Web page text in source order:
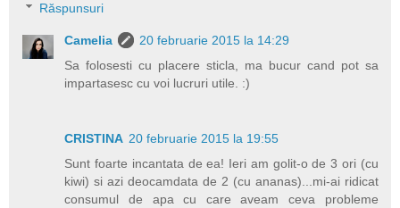
Răspunsuri
Camelia
20 februarie 2015 la 14:29
Sa folosesti cu placere sticla, ma bucur cand pot sa
impartasesc cu voi lucruri utile. :)
CRISTINA 20 februarie 2015 la 19:55
Sunt foarte incantata de ea! Ieri am golit-o de 3 ori (cu
kiwi) si azi deocamdata de 2 (cu ananas)...mi-ai ridicat
consumul de apa cu care aveam ceva probleme